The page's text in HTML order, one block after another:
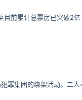
目前累计总票房已突破2亿
罪集团的绑架活动。二人